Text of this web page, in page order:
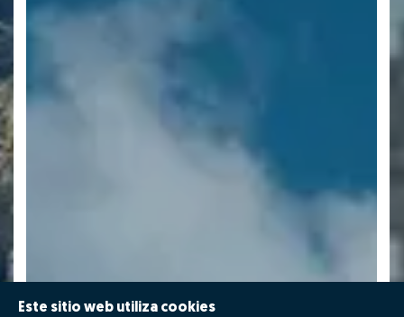
Este sitio web utiliza cookies